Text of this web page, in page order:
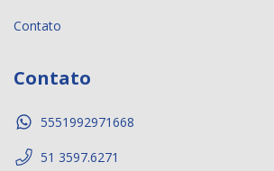
Contato
Contato
5551992971668
51 3597.6271